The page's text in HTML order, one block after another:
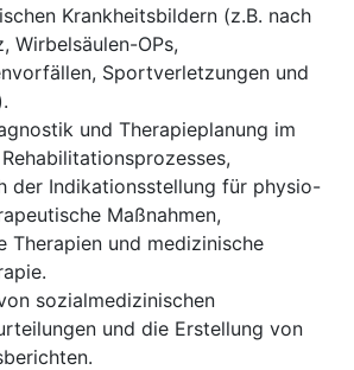
Krankheitsbildern (z.B. nach
Wirbelsäulen-OPs,
Sportverletzungen und
und Therapieplanung im
der Indikationsstellung für physio-
Maßnahmen,
Therapien und medizinische
sozialmedizinischen
und die Erstellung von